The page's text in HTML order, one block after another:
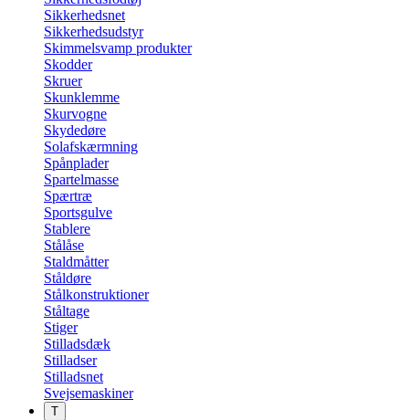
Sikkerhedsnet
Sikkerhedsudstyr
Skimmelsvamp produkter
Skodder
Skruer
Skunklemme
Skurvogne
Skydedøre
Solafskærmning
Spånplader
Spartelmasse
Spærtræ
Sportsgulve
Stablere
Stålåse
Staldmåtter
Ståldøre
Stålkonstruktioner
Ståltage
Stiger
Stilladsdæk
Stilladser
Stilladsnet
Svejsemaskiner
T